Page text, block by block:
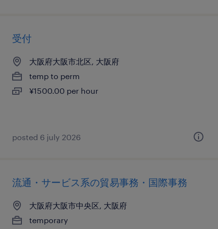
受付
大阪府大阪市北区, 大阪府
temp to perm
¥1500.00 per hour
posted 6 july 2026
流通・サービス系の貿易事務・国際事務
大阪府大阪市中央区, 大阪府
temporary